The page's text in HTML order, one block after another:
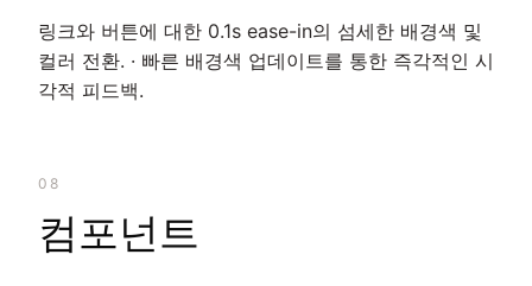
링크와 버튼에 대한 0.1s ease-in의 섬세한 배경색 및
컬러 전환. · 빠른 배경색 업데이트를 통한 즉각적인 시
각적 피드백.
08
컴포넌트